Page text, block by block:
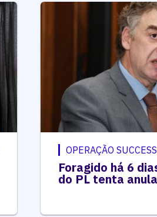
OPERAÇÃO
Foragido há 6
do PL tenta